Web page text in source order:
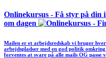
Onlinekursus - Få styr på din
om dagen
Mailen er et arbejdsredskab vi bruger
arbejdspladser med en god politik
forventes at svare på alle mails OG passe